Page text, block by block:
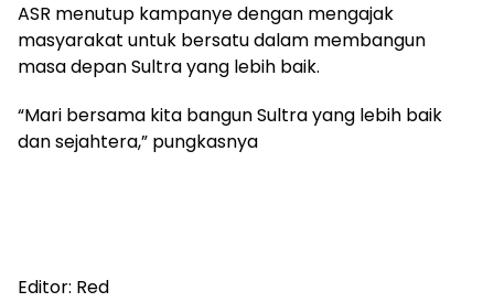
ASR menutup kampanye dengan mengajak
masyarakat untuk bersatu dalam membangun
masa depan Sultra yang lebih baik.
“Mari bersama kita bangun Sultra yang lebih baik
dan sejahtera,” pungkasnya
Editor: Red